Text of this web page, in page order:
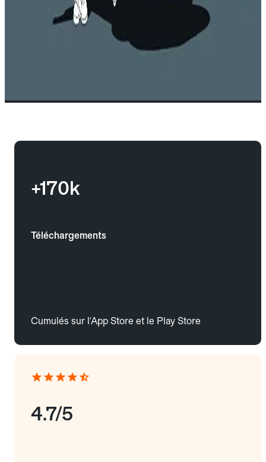
+170k
Téléchargements
Cumulés sur l'App Store et le Play Store
4.7/5